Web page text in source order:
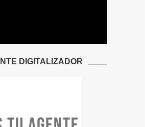
DIGITALIZADOR